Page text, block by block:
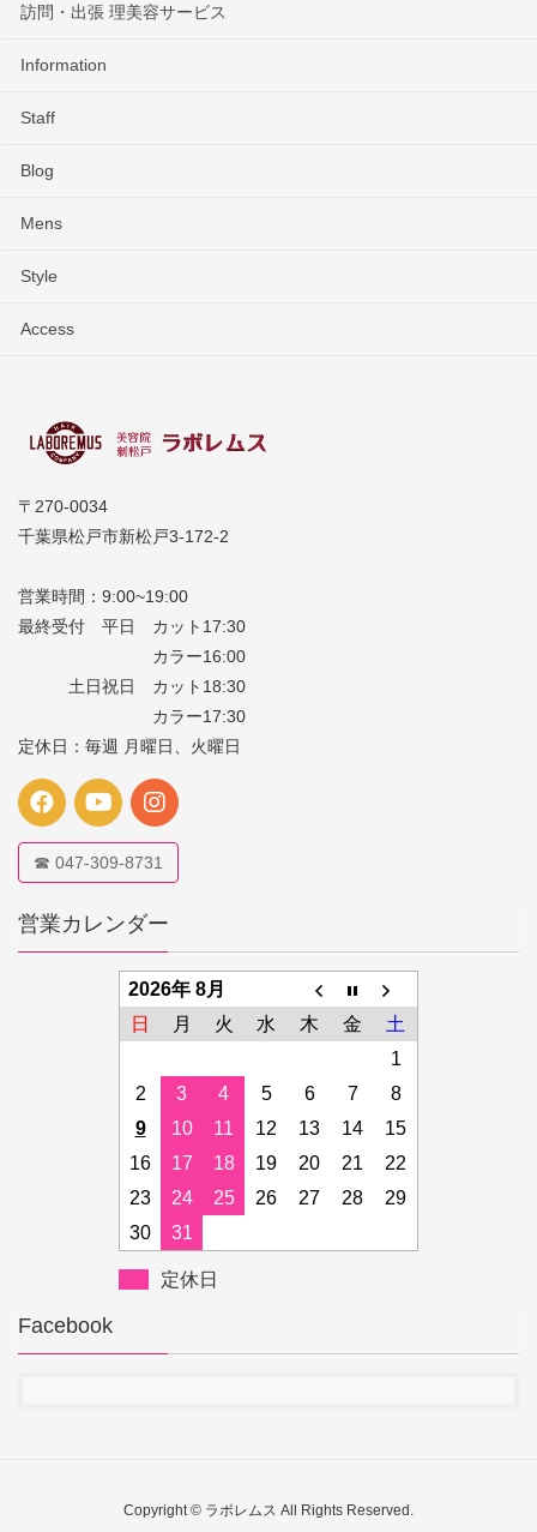
訪問・出張 理美容サービス
Information
Staff
Blog
Mens
Style
Access
〒270-0034
千葉県松戸市新松戸3-172-2
営業時間：9:00~19:00
最終受付 平日 カット17:30
カラー16:00
土日祝日 カット18:30
カラー17:30
定休日：毎週 月曜日、火曜日
☎ 047-309-8731
営業カレンダー
2026年 8月
日
月 火 水 木 金
土
1
2
3 4 5 6 7
8
9
10 11 12 13 14
15
16
17 18 19 20 21
22
23
24 25 26 27 28
29
30
31
定休日
Facebook
Copyright © ラボレムス All Rights Reserved.